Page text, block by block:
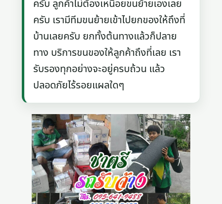
ครับ ลูกค้าไม่ต้องเหนื่อยขนย้ายเองเลย
ครับ เรามีทีมขนย้ายเข้าไปยกของให้ถึงที่
บ้านเลยครับ ยกทั้งต้นทางแล้วก็ปลาย
ทาง บริการขนของให้ลูกค้าถึงที่เลย เรา
รับรองทุกอย่างจะอยู่ครบถ้วน แล้ว
ปลอดภัยไร้รอยแผลใดๆ